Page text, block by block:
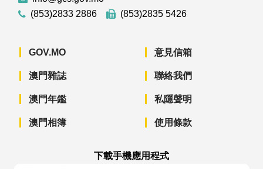
(853)2833 2886
(853)2835 5426
GOV.MO
澳門雜誌
澳門年鑑
澳門相簿
意見信箱
聯絡我們
私隱聲明
使用條款
下載手機應用程式